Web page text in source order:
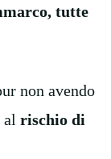
tutte
non avendo
rischio di